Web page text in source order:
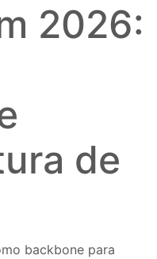
2026:
de
backbone para